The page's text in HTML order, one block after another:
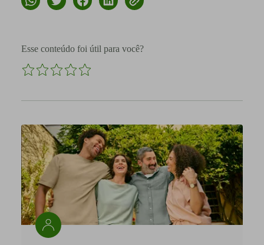
Esse conteúdo foi útil para você?